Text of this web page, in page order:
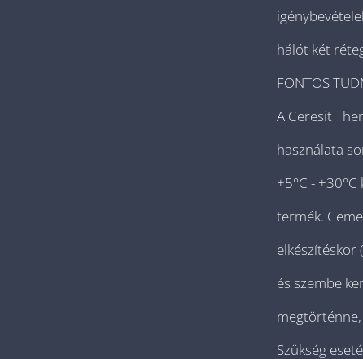
hálót két
FONTOS
A Ceresit
használata
+5°C -
termék.
elkészítéskor
és szembe
Szükség